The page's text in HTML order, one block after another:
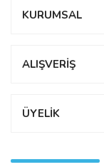
KURUMSAL
ALIŞVERİŞ
ÜYELİK